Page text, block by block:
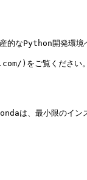
的なPython開発
)をご覧ください。
は、最小限のイン